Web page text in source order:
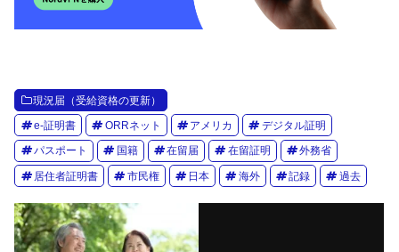
現況届（受給資格の更新）
e-証明書 ORRネット アメリカ デジタル証明
パスポート 国籍 在留届 在留証明 外務省
居住者証明書 市民権 日本 海外 記録 過去